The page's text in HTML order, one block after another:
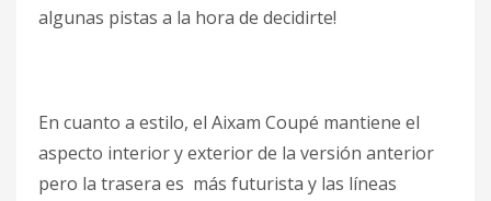
algunas pistas a la hora de decidirte!
En cuanto a estilo, el Aixam Coupé mantiene el
aspecto interior y exterior de la versión anterior
pero la trasera es más futurista y las líneas